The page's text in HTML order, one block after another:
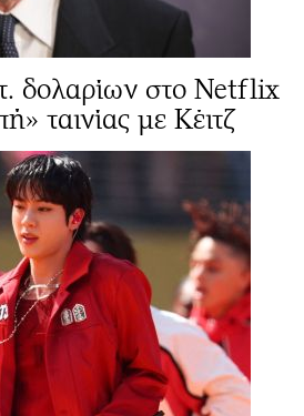
δολαρίων στο Netflix
ταινίας με Κέιτζ